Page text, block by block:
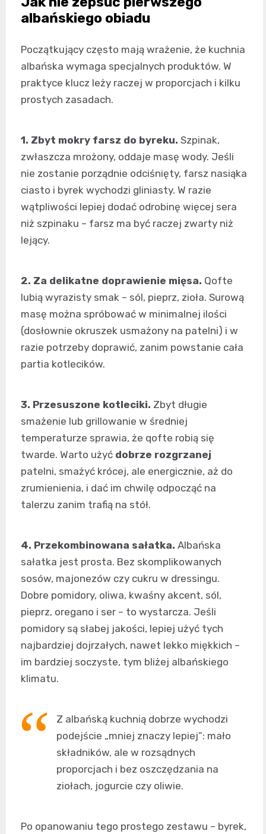
albańskiego obiadu
Początkujący często mają wrażenie, że kuchnia
albańska wymaga specjalnych produktów. W
praktyce klucz leży raczej w proporcjach i kilku
prostych zasadach.
1. Zbyt mokry farsz do byreku. Szpinak,
zwłaszcza mrożony, oddaje masę wody. Jeśli
nie zostanie porządnie odciśnięty, farsz nasiąka
ciasto i byrek wychodzi gliniasty. W razie
wątpliwości lepiej dodać odrobinę więcej sera
niż szpinaku – farsz ma być raczej zwarty niż
lejący.
2. Za delikatne doprawienie mięsa. Qofte
lubią wyrazisty smak – sól, pieprz, zioła. Surową
masę można spróbować w minimalnej ilości
(dosłownie okruszek usmażony na patelni) i w
razie potrzeby doprawić, zanim powstanie cała
partia kotlecików.
3. Przesuszone kotleciki. Zbyt długie
smażenie lub grillowanie w średniej
temperaturze sprawia, że qofte robią się
twarde. Warto użyć dobrze rozgrzanej
patelni, smażyć krócej, ale energicznie, aż do
zrumienienia, i dać im chwilę odpocząć na
talerzu zanim trafią na stół.
4. Przekombinowana sałatka. Albańska
sałatka jest prosta. Bez skomplikowanych
sosów, majonezów czy cukru w dressingu.
Dobre pomidory, oliwa, kwaśny akcent, sól,
pieprz, oregano i ser – to wystarcza. Jeśli
pomidory są słabej jakości, lepiej użyć tych
najbardziej dojrzałych, nawet lekko miękkich –
im bardziej soczyste, tym bliżej albańskiego
klimatu.
Z albańską kuchnią dobrze wychodzi
podejście „mniej znaczy lepiej”: mało
składników, ale w rozsądnych
proporcjach i bez oszczędzania na
ziołach, jogurcie czy oliwie.
Po opanowaniu tego prostego zestawu – byrek,